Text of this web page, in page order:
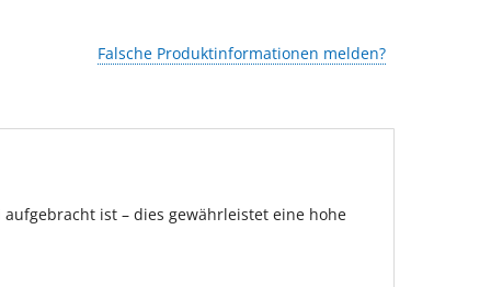
Falsche Produktinformationen melden?
aufgebracht ist – dies gewährleistet eine hohe